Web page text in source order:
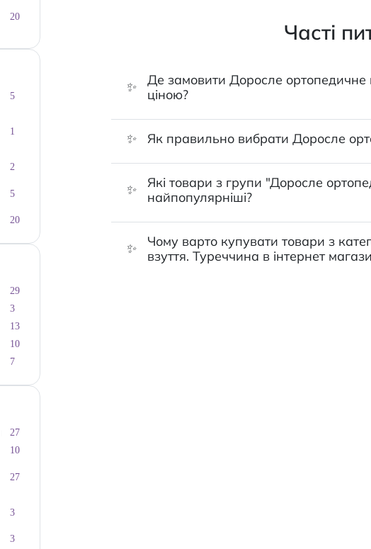
20
5
1
2
5
20
29
3
13
10
7
27
10
27
3
3
Часті
✨
Де замовити Доросле ортопедичне
ціною?
✨ Як правильно вибрати Доросле
✨
Які товари з групи "Доросле
найпопулярніші?
✨
Чому варто купувати товари з
взуття. Туреччина в інтернет